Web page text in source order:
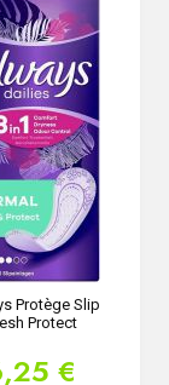
Protège Slip
Protect
€